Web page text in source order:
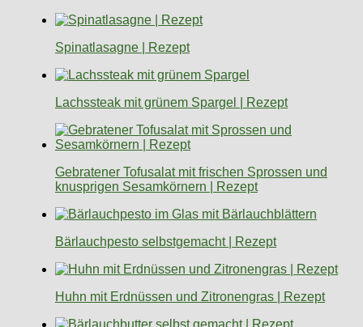
Spinatlasagne | Rezept
Lachssteak mit grünem Spargel | Rezept
Gebratener Tofusalat mit frischen Sprossen und
knusprigen Sesamkörnern | Rezept
Bärlauchpesto selbstgemacht | Rezept
Huhn mit Erdnüssen und Zitronengras | Rezept